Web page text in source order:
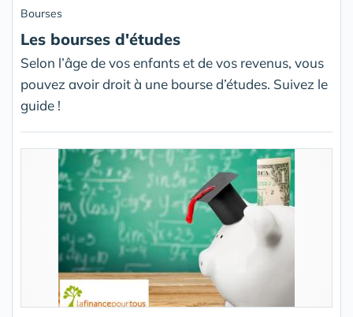
Bourses
Les bourses d'études
Selon l’âge de vos enfants et de vos revenus, vous
pouvez avoir droit à une bourse d’études. Suivez le
guide !